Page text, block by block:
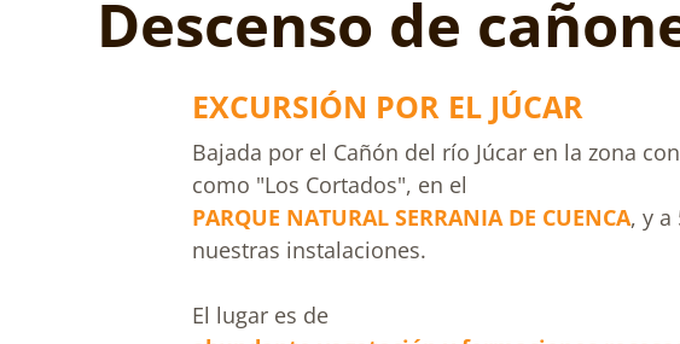
Descenso de
EXCURSIÓN POR EL JÚCAR
Bajada por el Cañón del río Júcar en la zona
como "Los Cortados", en el
PARQUE NATURAL SERRANIA DE CUENCA, y a
nuestras instalaciones.
El lugar es de